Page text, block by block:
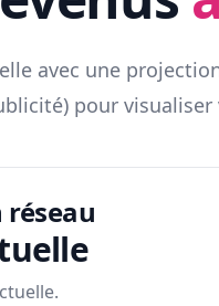
avec une
pour
réseau